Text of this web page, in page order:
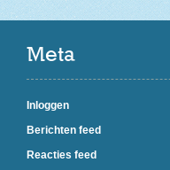
Meta
Inloggen
Berichten feed
Reacties feed